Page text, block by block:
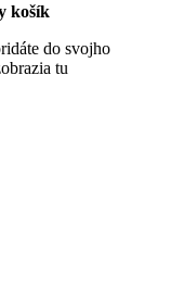
košík
do svojho
tu